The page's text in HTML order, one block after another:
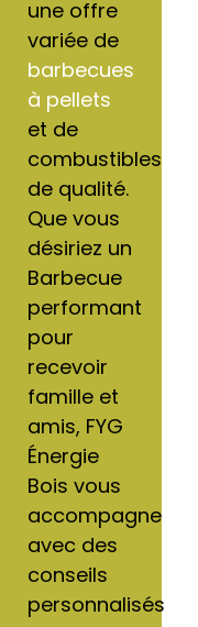
une offre
variée de
barbecues
à pellets
et de
combustibles
de qualité.
Que vous
désiriez un
Barbecue
performant
pour
recevoir
famille et
amis, FYG
Énergie
Bois vous
accompagne
avec des
conseils
personnalisés